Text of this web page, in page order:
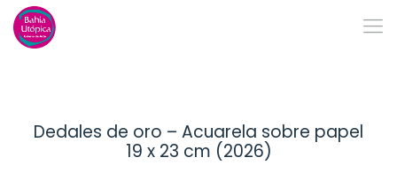
Dedales de oro – Acuarela sobre papel
19 x 23 cm (2026)